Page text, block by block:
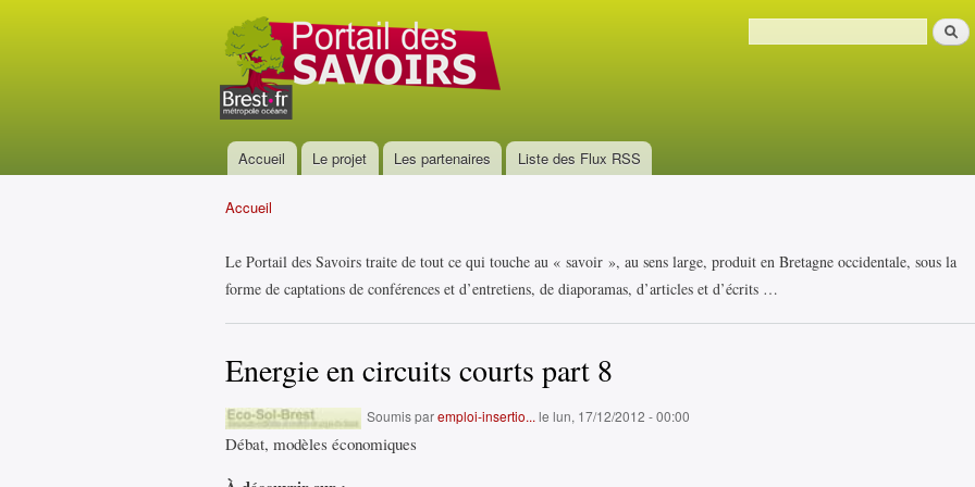
Portail
des
savoirs
Formulaire de recherche
Menu principal
Accueil Le projet Les partenaires Liste des Flux RSS
Accueil
Le Portail des Savoirs traite de tout ce qui touche au « savoir », au sens large, produit en Bretagne occidentale, sous la
forme de captations de conférences et d’entretiens, de diaporamas, d’articles et d’écrits …
Energie en circuits courts part 8
Soumis paremploi-insertio... le lun, 17/12/2012 - 00:00
Débat, modèles économiques